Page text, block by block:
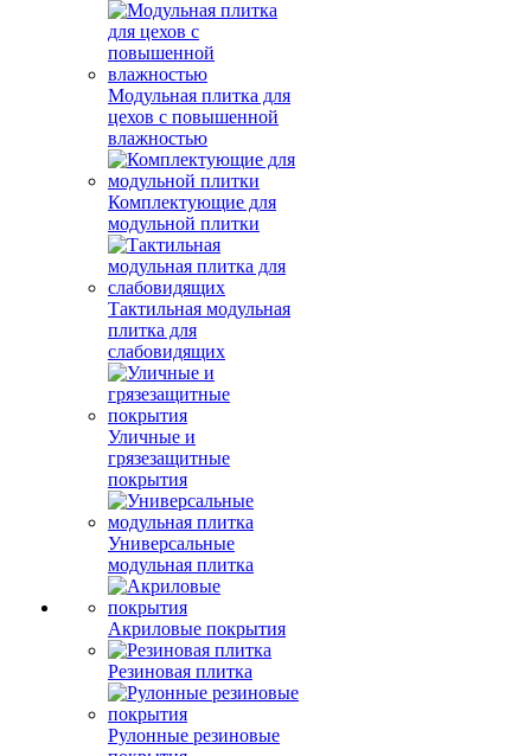
Модульная плитка для
цехов с повышенной
влажностью
Комплектующие для
модульной плитки
Тактильная модульная
плитка для
слабовидящих
Уличные и
грязезащитные
покрытия
Универсальные
модульная плитка
Акриловые покрытия
Резиновая плитка
Рулонные резиновые